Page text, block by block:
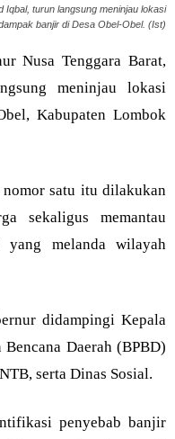
Iqbal, turun langsung meninjau lokasi
banjir di Desa Obel-Obel. (Ist)
Nusa Tenggara Barat,
meninjau lokasi
Kabupaten Lombok
satu itu dilakukan
sekaligus memantau
yang melanda wilayah
didampingi Kepala
Bencana Daerah (BPBD)
serta Dinas Sosial.
penyebab banjir